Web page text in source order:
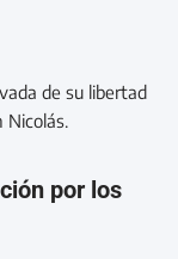
de su libertad
Nicolás.
por los